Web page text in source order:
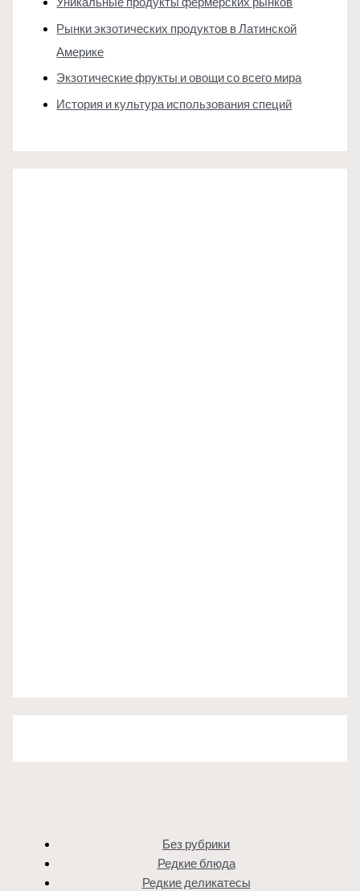
Рынки экзотических продуктов в Латинской
Америке
Экзотические фрукты и овощи со всего мира
История и культура использования специй
Без рубрики
Редкие блюда
Редкие деликатесы